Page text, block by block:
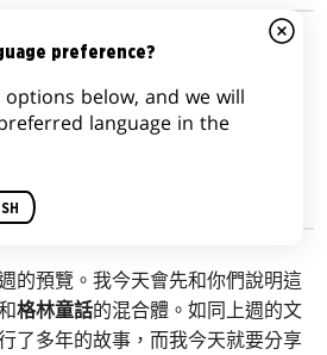
的預覽。我今天會先和你們說明這
格林童話的混合體。如同上週的文
了多年的故事，而我今天就要分享
preference?
below, and we will
language in the